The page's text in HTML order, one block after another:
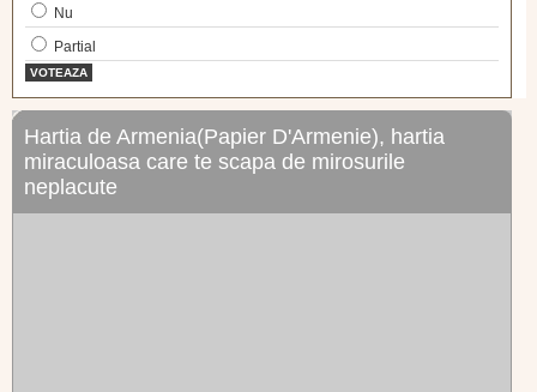
Nu
Partial
VOTEAZA
Hartia de Armenia(Papier D'Armenie), hartia
miraculoasa care te scapa de mirosurile
neplacute